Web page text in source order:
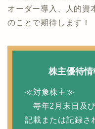
オーダー導入、人的資
のことで期待します！
株主優待
≪対象株主≫
毎年2月末日及
記載または記録さ